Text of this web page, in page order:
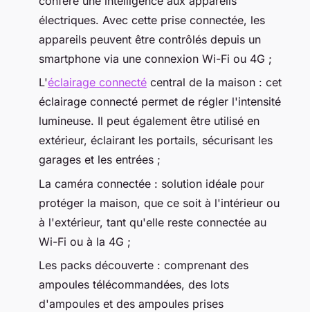
électriques. Avec cette prise connectée, les
appareils peuvent être contrôlés depuis un
smartphone via une connexion Wi-Fi ou 4G ;
L'éclairage connecté central de la maison : cet
éclairage connecté permet de régler l'intensité
lumineuse. Il peut également être utilisé en
extérieur, éclairant les portails, sécurisant les
garages et les entrées ;
La caméra connectée : solution idéale pour
protéger la maison, que ce soit à l'intérieur ou
à l'extérieur, tant qu'elle reste connectée au
Wi-Fi ou à la 4G ;
Les packs découverte : comprenant des
ampoules télécommandées, des lots
d'ampoules et des ampoules prises